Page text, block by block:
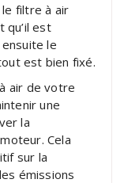
filtre à air
qu’il est
le
est bien fixé.
air de votre
une
la
Cela
sur la
émissions